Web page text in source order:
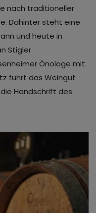
nach traditioneller
Dahinter steht eine
und heute in
Stigler
Önologe mit
führt das Weingut
Handschrift des